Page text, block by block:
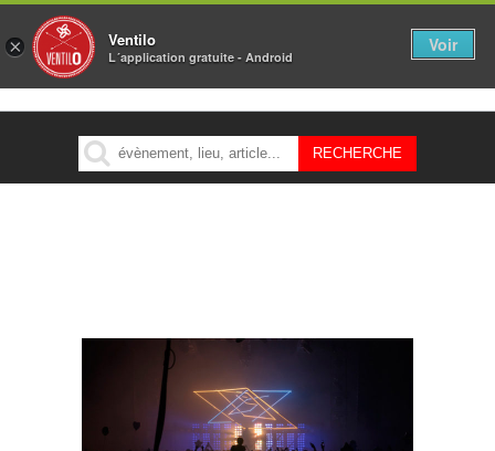
MENU
× Ventilo
L´application gratuite - Android
Voir